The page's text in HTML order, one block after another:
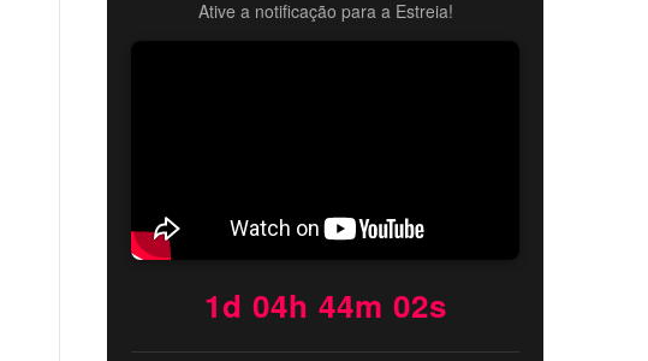
Ative a notificação para a Estreia!
1d 04h 44m 00s